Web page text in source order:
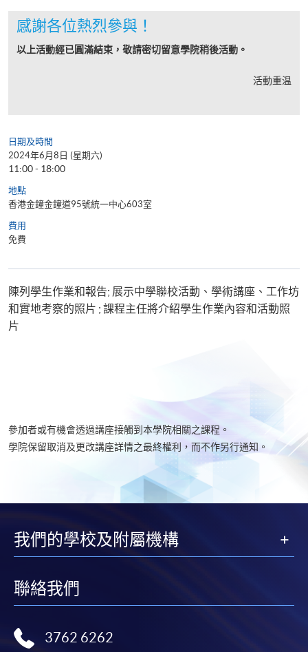
感謝各位熱烈參與！
以上活動經已圓滿結束，敬請密切留意學院稍後活動。
活動重温
日期及時間
2024年6月8日 (星期六)
11:00 - 18:00
地點
香港金鐘金鐘道95號統一中心603室
費用
免費
陳列學生作業和報告; 展示中學聯校活動、學術講座、工作坊
和實地考察的照片 ; 課程主任將介紹學生作業內容和活動照
片
參加者或有機會透過講座接觸到本學院相關之課程。
學院保留取消及更改講座詳情之最終權利，而不作另行通知。
我們的學校及附屬機構
聯絡我們
3762 6262